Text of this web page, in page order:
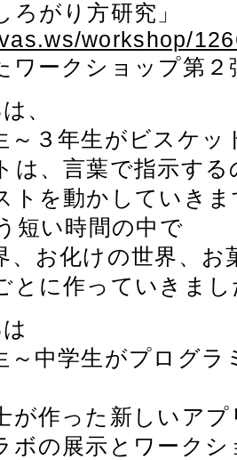
ろがり方研究」
workshop/
ワークショップ第
、
～３年生がビスケ
は、言葉で指示す
トを動かしていきま
短い時間の中で
、お化けの世界、お
とに作っていきまし
～中学生がプログ
が作った新しいアプ
ボの展示とワーク